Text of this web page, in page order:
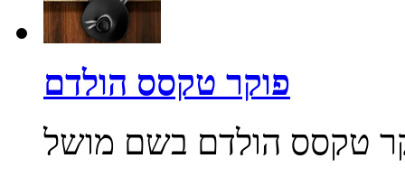
פוקר טקסס הולדם